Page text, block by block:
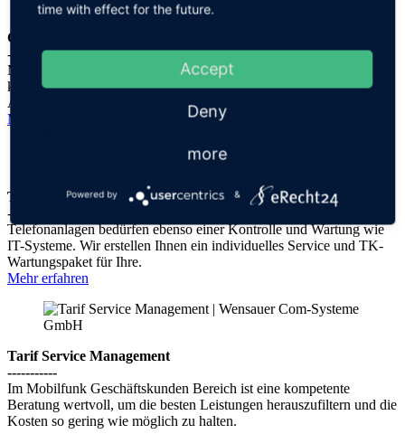
CW-Monitoring
-----------
Mit unseren neuen individuellen CW-Monitoring Wartungspaketen
können Sie die Leistungsfähigkeit und Verfügbarkeit Ihrer EDV-
Anlage sicherstellen.
Mehr erfahren
TK-Wartung
-----------
Telefonanlagen bedürfen ebenso einer Kontrolle und Wartung wie
IT-Systeme. Wir erstellen Ihnen ein individuelles Service und TK-
Wartungspaket für Ihre.
Mehr erfahren
Tarif Service Management
-----------
Im Mobilfunk Geschäftskunden Bereich ist eine kompetente
Beratung wertvoll, um die besten Leistungen herauszufiltern und die
Kosten so gering wie möglich zu halten.
time with effect for the future.
Accept
Deny
more
Powered by &